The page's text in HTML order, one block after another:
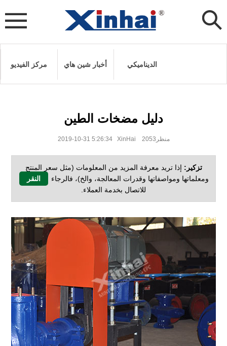
مركز الفيديو أخبار شين هاي الديناميكي
دليل مضخات الطين
2019-10-31 5:26:34 XinHai منظر2053
تزكير: إذا تريد معرفة المزيد من المعلومات (مثل سعر المنتج
ومعلماتها ومواصفاتها وقدرات المعالجة، والخ)، فالرجاء
النقر
للاتصال بخدمة العملاء.